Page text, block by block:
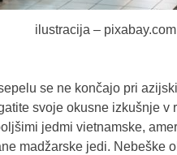
ilustracija – pixabay.com
se ne končajo pri
svoje okusne izkušnje
jedmi vietnamske,
madžarske jedi. Nebeške